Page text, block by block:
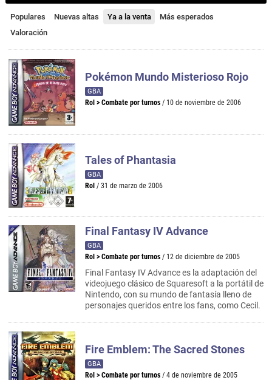
Populares Nuevas altas Ya a la venta
Más esperados
Valoración
Pokémon Mundo Misterioso Rojo
GBA
Rol > Combate por turnos / 10 de noviembre de 2006
Tales of Phantasia
GBA
Rol / 31 de marzo de 2006
Final Fantasy IV Advance
GBA
Rol > Combate por turnos / 12 de diciembre de 2005
Final Fantasy IV Advance es la adaptación del
videojuego clásico de Squaresoft a la portátil de
Nintendo, con su mundo de fantasía lleno de
personajes queridos entre los fans, como Cecil.
Fire Emblem: The Sacred Stones
GBA
Rol > Combate por turnos / 4 de noviembre de 2005